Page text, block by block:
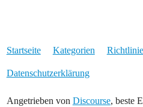
Startseite Kategorien
Datenschutzerklärung
Angetrieben von Discourse, beste